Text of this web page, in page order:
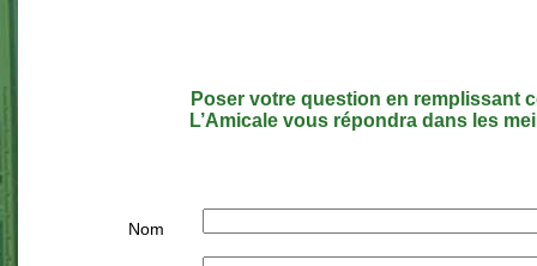
Poser votre question en remplissant
L’Amicale vous répondra dans les
Nom